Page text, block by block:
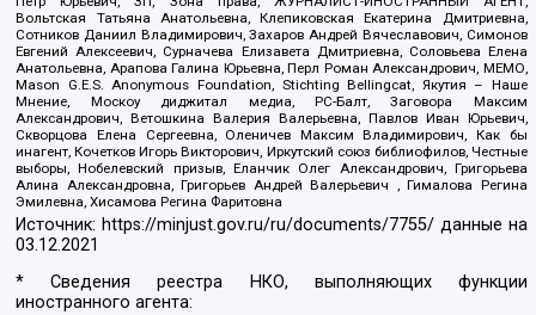
Вольтская Татьяна Анатольевна, Клепиковская Екатерина Дмитриевна,
Сотников Даниил Владимирович, Захаров Андрей Вячеславович, Симонов
Евгений Алексеевич, Сурначева Елизавета Дмитриевна, Соловьева Елена
Анатольевна, Арапова Галина Юрьевна, Перл Роман Александрович, МЕМО,
Mason G.E.S. Anonymous Foundation, Stichting Bellingcat, Якутия – Наше
Мнение, Москоу диджитал медиа, РС-Балт, Заговора Максим
Александрович, Ветошкина Валерия Валерьевна, Павлов Иван Юрьевич,
Скворцова Елена Сергеевна, Оленичев Максим Владимирович, Как бы
инагент, Кочетков Игорь Викторович, Иркутский союз библиофилов, Честные
выборы, Нобелевский призыв, Еланчик Олег Александрович, Григорьева
Алина Александровна, Григорьев Андрей Валерьевич , Гималова Регина
Эмилевна, Хисамова Регина Фаритовна
Источник: https://minjust.gov.ru/ru/documents/7755/ данные на
03.12.2021
* Сведения реестра НКО, выполняющих функции
иностранного агента: